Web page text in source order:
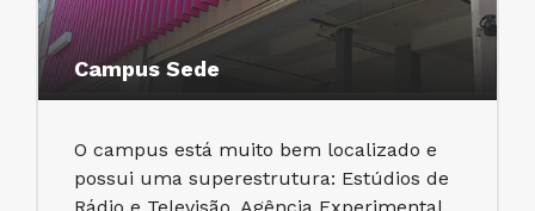
Campus Sede
O campus está muito bem localizado e
possui uma superestrutura: Estúdios de